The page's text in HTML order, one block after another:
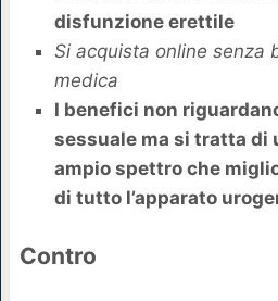
disfunzione erettile
Si acquista online senza
medica
I benefici non
sessuale ma si tratta di
ampio spettro che
di tutto l’apparato
Contro